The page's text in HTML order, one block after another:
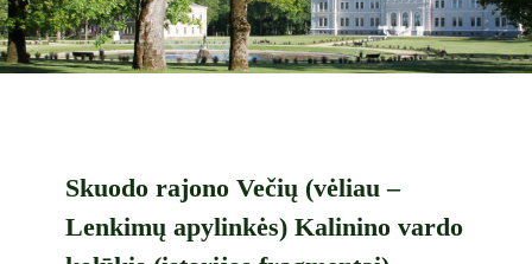
Skuodo rajono Večių (vėliau –
Lenkimų apylinkės) Kalinino vardo